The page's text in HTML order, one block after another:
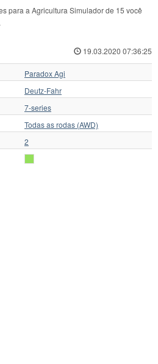
para a Agricultura Simulador de 15 você
19.03.2020 07:36:25
Paradox Agi
Deutz-Fahr
7-series
Todas as rodas (AWD)
2